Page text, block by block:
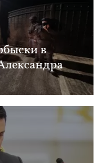
в